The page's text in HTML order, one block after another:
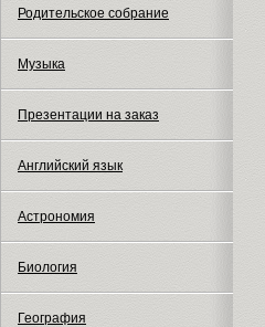
Родительское собрание
Музыка
Презентации на заказ
Английский язык
Астрономия
Биология
География